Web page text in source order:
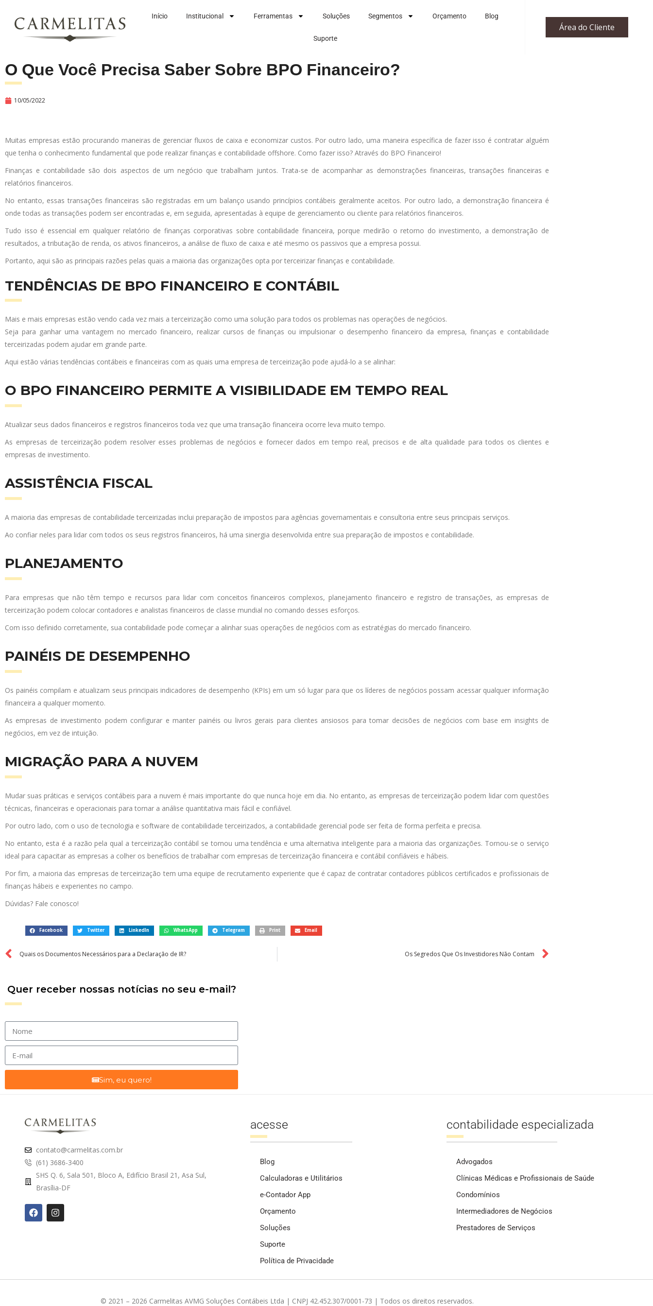
Início Institucional Ferramentas Soluções Segmentos Orçamento Blog
Suporte
Área do Cliente
O Que Você Precisa Saber Sobre BPO Financeiro?
10/05/2022
Muitas empresas estão procurando maneiras de gerenciar fluxos de caixa e economizar custos. Por outro lado, uma maneira específica de fazer isso é contratar alguém
que tenha o conhecimento fundamental que pode realizar finanças e contabilidade offshore. Como fazer isso? Através do BPO Financeiro!
Finanças e contabilidade são dois aspectos de um negócio que trabalham juntos. Trata-se de acompanhar as demonstrações financeiras, transações financeiras e
relatórios financeiros.
No entanto, essas transações financeiras são registradas em um balanço usando princípios contábeis geralmente aceitos. Por outro lado, a demonstração financeira é
onde todas as transações podem ser encontradas e, em seguida, apresentadas à equipe de gerenciamento ou cliente para relatórios financeiros.
Tudo isso é essencial em qualquer relatório de finanças corporativas sobre contabilidade financeira, porque medirão o retorno do investimento, a demonstração de
resultados, a tributação de renda, os ativos financeiros, a análise de fluxo de caixa e até mesmo os passivos que a empresa possui.
Portanto, aqui são as principais razões pelas quais a maioria das organizações opta por terceirizar finanças e contabilidade.
TENDÊNCIAS DE BPO FINANCEIRO E CONTÁBIL
Mais e mais empresas estão vendo cada vez mais a terceirização como uma solução para todos os problemas nas operações de negócios.
Seja para ganhar uma vantagem no mercado financeiro, realizar cursos de finanças ou impulsionar o desempenho financeiro da empresa, finanças e contabilidade
terceirizadas podem ajudar em grande parte.
Aqui estão várias tendências contábeis e financeiras com as quais uma empresa de terceirização pode ajudá-lo a se alinhar:
O BPO FINANCEIRO PERMITE A VISIBILIDADE EM TEMPO REAL
Atualizar seus dados financeiros e registros financeiros toda vez que uma transação financeira ocorre leva muito tempo.
As empresas de terceirização podem resolver esses problemas de negócios e fornecer dados em tempo real, precisos e de alta qualidade para todos os clientes e
empresas de investimento.
ASSISTÊNCIA FISCAL
A maioria das empresas de contabilidade terceirizadas inclui preparação de impostos para agências governamentais e consultoria entre seus principais serviços.
Ao confiar neles para lidar com todos os seus registros financeiros, há uma sinergia desenvolvida entre sua preparação de impostos e contabilidade.
PLANEJAMENTO
Para empresas que não têm tempo e recursos para lidar com conceitos financeiros complexos, planejamento financeiro e registro de transações, as empresas de
terceirização podem colocar contadores e analistas financeiros de classe mundial no comando desses esforços.
Com isso definido corretamente, sua contabilidade pode começar a alinhar suas operações de negócios com as estratégias do mercado financeiro.
PAINÉIS DE DESEMPENHO
Os painéis compilam e atualizam seus principais indicadores de desempenho (KPIs) em um só lugar para que os líderes de negócios possam acessar qualquer informação
financeira a qualquer momento.
As empresas de investimento podem configurar e manter painéis ou livros gerais para clientes ansiosos para tomar decisões de negócios com base em insights de
negócios, em vez de intuição.
MIGRAÇÃO PARA A NUVEM
Mudar suas práticas e serviços contábeis para a nuvem é mais importante do que nunca hoje em dia. No entanto, as empresas de terceirização podem lidar com questões
técnicas, financeiras e operacionais para tornar a análise quantitativa mais fácil e confiável.
Por outro lado, com o uso de tecnologia e software de contabilidade terceirizados, a contabilidade gerencial pode ser feita de forma perfeita e precisa.
No entanto, esta é a razão pela qual a terceirização contábil se tornou uma tendência e uma alternativa inteligente para a maioria das organizações. Tornou-se o serviço
ideal para capacitar as empresas a colher os benefícios de trabalhar com empresas de terceirização financeira e contábil confiáveis e hábeis.
Por fim, a maioria das empresas de terceirização tem uma equipe de recrutamento experiente que é capaz de contratar contadores públicos certificados e profissionais de
finanças hábeis e experientes no campo.
Dúvidas? Fale conosco!
Facebook Twitter LinkedIn WhatsApp Telegram Print Email
Quais os Documentos Necessários para a Declaração de IR? Os Segredos Que Os Investidores Não Contam
Quer receber nossas notícias no seu e-mail?
Sim, eu quero!
contato@carmelitas.com.br
(61) 3686-3400
SHS Q. 6, Sala 501, Bloco A, Edifício Brasil 21, Asa Sul,
Brasília-DF
acesse
Blog
Calculadoras e Utilitários
e-Contador App
Orçamento
Soluções
Suporte
Política de Privacidade
contabilidade especializada
Advogados
Clínicas Médicas e Profissionais de Saúde
Condomínios
Intermediadores de Negócios
Prestadores de Serviços
© 2021 – 2026 Carmelitas AVMG Soluções Contábeis Ltda | CNPJ 42.452.307/0001-73 | Todos os direitos reservados.